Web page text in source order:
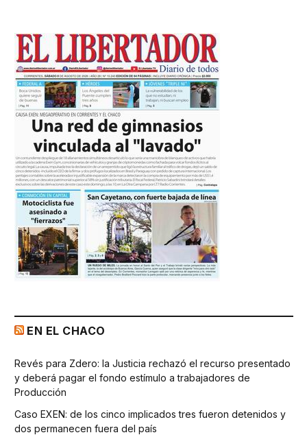
EN EL CHACO
Revés para Zdero: la Justicia rechazó el recurso presentado
y deberá pagar el fondo estímulo a trabajadores de
Producción
Caso EXEN: de los cinco implicados tres fueron detenidos y
dos permanecen fuera del país